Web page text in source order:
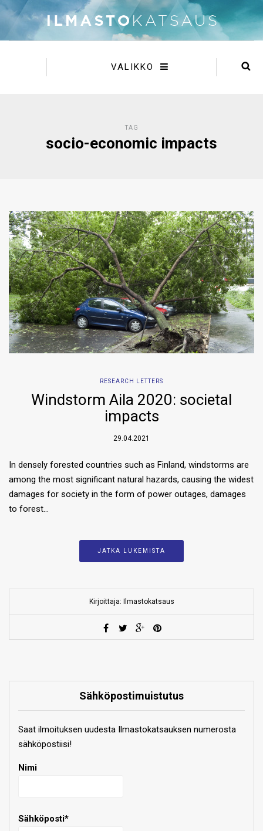
VALIKKO
TAG
socio-economic impacts
RESEARCH LETTERS
Windstorm Aila 2020: societal
impacts
29.04.2021
In densely forested countries such as Finland, windstorms are
among the most significant natural hazards, causing the widest
damages for society in the form of power outages, damages
to forest…
JATKA LUKEMISTA
Kirjoittaja: Ilmastokatsaus
Sähköpostimuistutus
Saat ilmoituksen uudesta Ilmastokatsauksen numerosta
sähköpostiisi!
Nimi
Sähköposti*